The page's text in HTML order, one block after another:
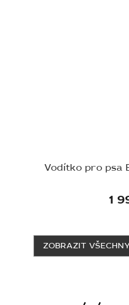
Vodítko pro psa
1
ZOBRAZIT